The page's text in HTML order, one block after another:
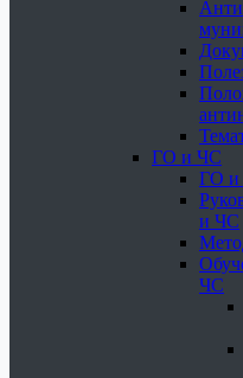
ГО и ЧС
ГО и
и ЧС
ЧС